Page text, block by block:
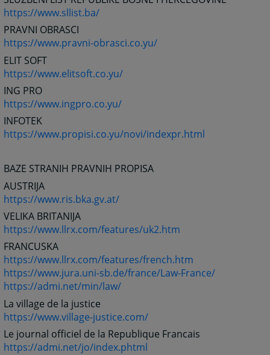
https://www.sllist.ba/
PRAVNI OBRASCI
https://www.pravni-obrasci.co.yu/
ELIT SOFT
https://www.elitsoft.co.yu/
ING PRO
https://www.ingpro.co.yu/
INFOTEK
https://www.propisi.co.yu/novi/indexpr.html
BAZE STRANIH PRAVNIH PROPISA
AUSTRIJA
https://www.ris.bka.gv.at/
VELIKA BRITANIJA
https://www.llrx.com/features/uk2.htm
FRANCUSKA
https://www.llrx.com/features/french.htm
https://www.jura.uni-sb.de/france/Law-France/
https://admi.net/min/law/
La village de la justice
https://www.village-justice.com/
Le journal officiel de la Republique Francais
https://admi.net/jo/index.phtml